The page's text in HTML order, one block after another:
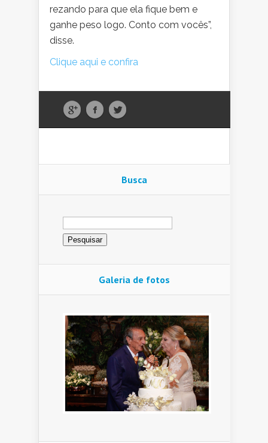
rezando para que ela fique bem e
ganhe peso logo. Conto com vocês”,
disse.
Clique aqui e confira
Busca
Pesquisar
por:
Galeria de fotos